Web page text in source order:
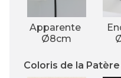
Apparente
Ø8cm
Coloris de la Patère